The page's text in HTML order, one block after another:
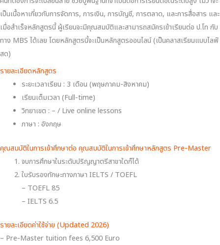
เป็นเนื้อหาเกี่ยวกับการจัดการ, การเงิน, การบัญชี, การตลาด, และการสื่อสาร และ
เมื่อสำเร็จหลักสูตรนี้ ผู้เรียนจะมีคุณสมบัติและสามารถสมัครเข้าเรียนต่อ ป.โท กับ
ทาง MBS ได้เลย โดยหลักสูตรนี้จะเป็นหลักสูตรออนไลน์ (เป็นคลาสเรียนแบบไลฟ์
สด)
รายละเอียดหลักสูตร
ระยะเวลาเรียน : 3 เดือน (พฤษภาคม-สิงหาคม)
เรียนเต็มเวลา (Full-time)
วิทยาเขต : – / Live online lessons
ภาษา : อังกฤษ
คุณสมบัติในการเข้าศึกษาต่อ คุณสมบัติในการเข้าศึกษาหลักสูตร Pre-Master
จบการศึกษาในระดับปริญญาตรีสาขาใดก็ได้
ใบรับรองทักษะทางภาษา IELTS / TOEFL
– TOEFL 85
– IELTS 6.5
รายละเอียดค่าใช้จ่าย (Updated 2026)
– Pre-Master tuition fees 6,500 Euro